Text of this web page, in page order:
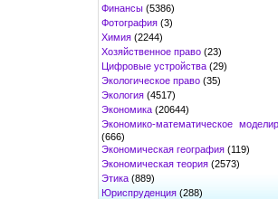
Финансы (5386)
Фотография (3)
Химия (2244)
Хозяйственное право (23)
Цифровые устройства (29)
Экологическое право (35)
Экология (4517)
Экономика (20644)
Экономико-математическое
(666)
Экономическая география (119)
Экономическая теория (2573)
Этика (889)
Юриспруденция (288)